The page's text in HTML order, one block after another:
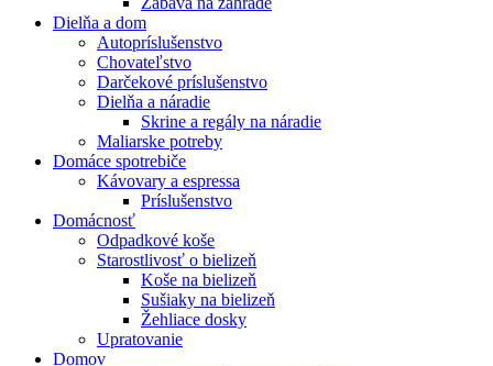
Dielňa a dom
Autopríslušenstvo
Chovateľstvo
Darčekové príslušenstvo
Dielňa a náradie
Skrine a regály na náradie
Maliarske potreby
Domáce spotrebiče
Kávovary a espressa
Príslušenstvo
Domácnosť
Odpadkové koše
Starostlivosť o bielizeň
Koše na bielizeň
Sušiaky na bielizeň
Žehliace dosky
Upratovanie
Domov